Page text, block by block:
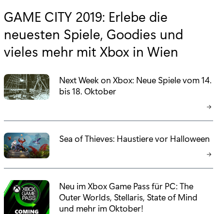
t
g
o
i
e
GAME CITY 2019: Erlebe die
neuesten Spiele, Goodies und
vieles mehr mit Xbox in Wien
Next Week on Xbox: Neue Spiele vom 14.
bis 18. Oktober
Sea of Thieves: Haustiere vor Halloween
Neu im Xbox Game Pass für PC: The
Outer Worlds, Stellaris, State of Mind
und mehr im Oktober!